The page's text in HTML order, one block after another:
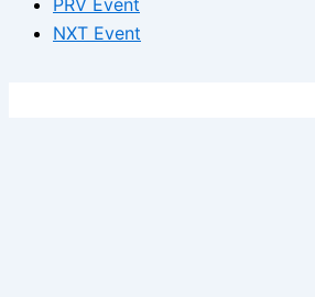
PRV Event
NXT Event